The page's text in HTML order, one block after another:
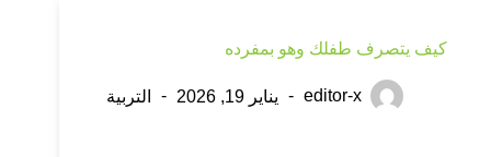
كيف يتصرف طفلك وهو بمفرده
editor-x يناير 19, 2026 التربية